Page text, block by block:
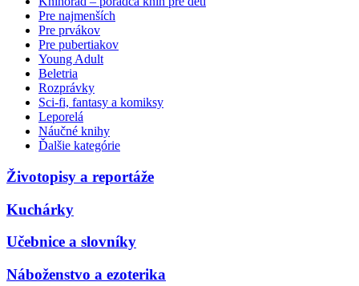
Pre najmenších
Pre prvákov
Pre pubertiakov
Young Adult
Beletria
Rozprávky
Sci-fi, fantasy a komiksy
Leporelá
Náučné knihy
Ďalšie kategórie
Životopisy a reportáže
Kuchárky
Učebnice a slovníky
Náboženstvo a ezoterika